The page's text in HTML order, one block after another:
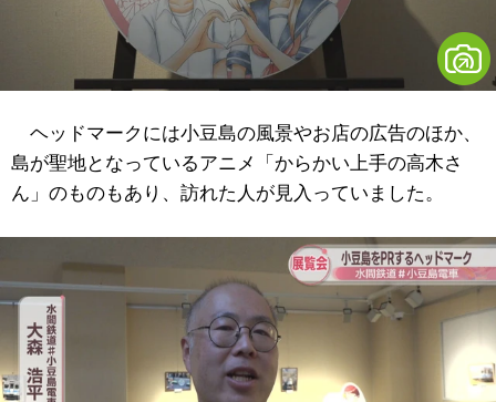
ヘッドマークには小豆島の風景やお店の広告のほか、
島が聖地となっているアニメ「からかい上手の高木さ
ん」のものもあり、訪れた人が見入っていました。